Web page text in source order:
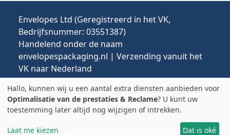
Envelopes Ltd (Geregistreerd in het VK,
Bedrijfsnummer: 03551387)
Handelend onder de naam
envelopespackaging.nl | Verzending vanuit het
VK naar Nederland
Prijzen in EUR | Invoerrechten & btw kunnen van
toepassing zijn.
© 2025 All rights reserved.
Hallo, kunnen wij u een aantal extra diensten aanbieden voor
Optimalisatie van de prestaties & Reclame? U kunt uw
toestemming later altijd nog wijzigen of intrekken.
Laat me kiezen Dat is oké